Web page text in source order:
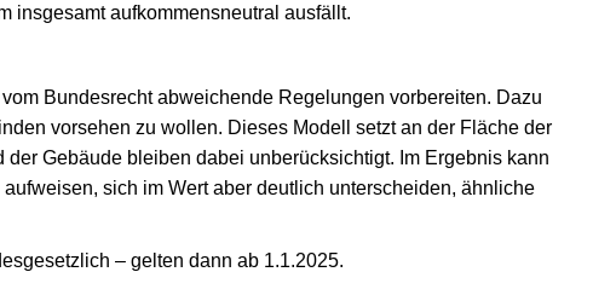
insgesamt aufkommensneutral ausfällt.
Bundesrecht abweichende Regelungen vorbereiten. Dazu
vorsehen zu wollen. Dieses Modell setzt an der Fläche der
Gebäude bleiben dabei unberücksichtigt. Im Ergebnis kann
sich im Wert aber deutlich unterscheiden, ähnliche
– gelten dann ab 1.1.2025.